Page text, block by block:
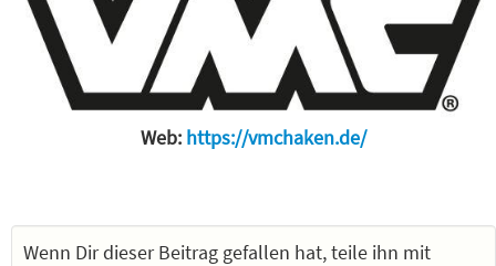
Web: https://vmchaken.de/
Wenn Dir dieser Beitrag gefallen hat, teile ihn mit